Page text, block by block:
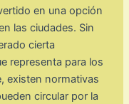
en una opción
las ciudades. Sin
cierta
representa para los
existen normativas
circular por la